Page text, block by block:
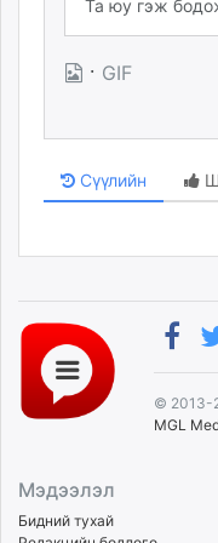
· GIF
Сүүлийн
© 2013-
MGL
Мэдээлэл
Бидний тухай